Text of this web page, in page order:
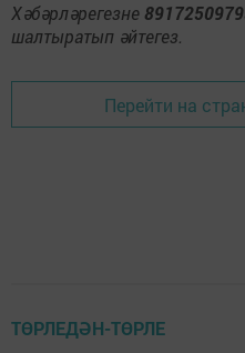
Хәбәрләрегезне
шалтыратып әйтегез.
Перейти на
ТӨРЛЕДӘН-ТӨРЛЕ